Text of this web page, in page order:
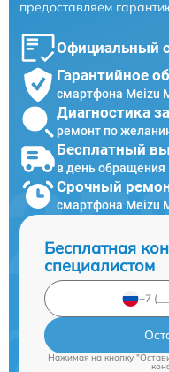
предоставляем
Официальный
Гарантийное
смартфона Meizu
Диагностика
ремонт по
Бесплатный
в день обращения
Срочный
смартфона Meizu
Бесплатная
специалистом
Нажимая на кнопку